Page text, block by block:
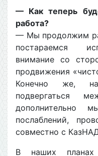
— Как теперь
работа?
— Мы продолжим
постараемся
внимание со
продвижения
Конечно же,
подвергаться
послаблений,
совместно с
В наших планах